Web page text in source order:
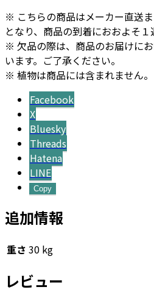
※ こちらの商品はメーカー直送
となり、商品の到着におおよそ１
※ 欠品の際は、商品のお届けに
います。ご了承ください。
※ 植物は商品には含まれません。
Facebook
X
Bluesky
Threads
Hatena
LINE
Copy
追加情報
重さ 30 kg
レビュー